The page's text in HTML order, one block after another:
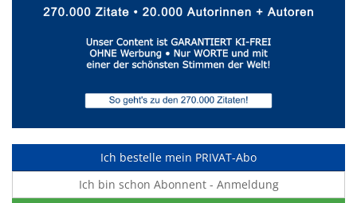
Ich bestelle mein PRIVAT-Abo
Ich bin schon Abonnent - Anmeldung